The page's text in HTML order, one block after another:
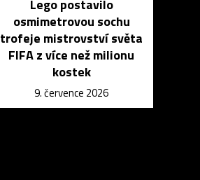
Lego postavilo
osmimetrovou sochu
trofeje mistrovství světa
FIFA z více než milionu
kostek
9. července 2026